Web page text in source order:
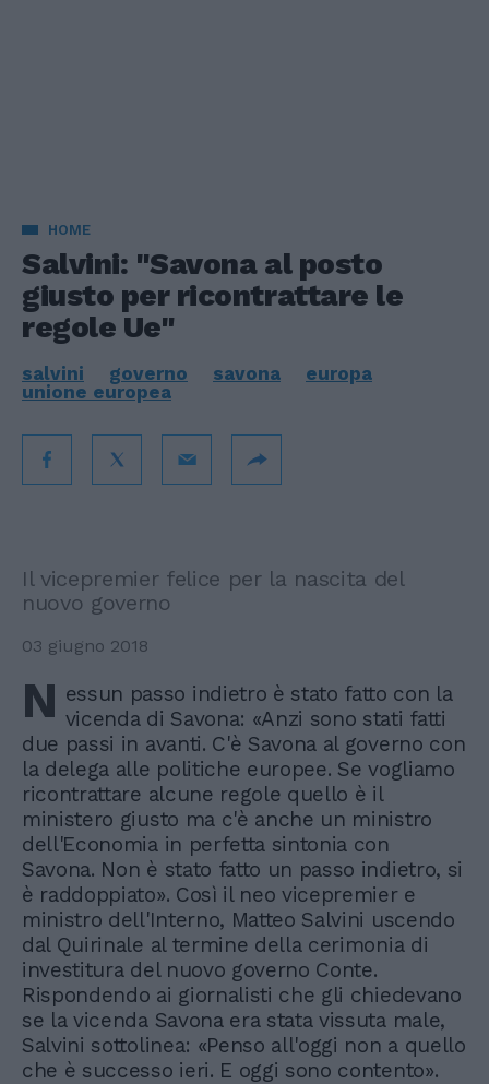
HOME
Salvini: "Savona al posto
giusto per ricontrattare le
regole Ue"
salvini governo savona
europa
unione europea
Il vicepremier felice per la nascita del
nuovo governo
03 giugno 2018
N essun passo indietro è stato fatto con la
vicenda di Savona: «Anzi sono stati fatti
due passi in avanti. C'è Savona al governo con
la delega alle politiche europee. Se vogliamo
ricontrattare alcune regole quello è il
ministero giusto ma c'è anche un ministro
dell'Economia in perfetta sintonia con
Savona. Non è stato fatto un passo indietro, si
è raddoppiato». Così il neo vicepremier e
ministro dell'Interno, Matteo Salvini uscendo
dal Quirinale al termine della cerimonia di
investitura del nuovo governo Conte.
Rispondendo ai giornalisti che gli chiedevano
se la vicenda Savona era stata vissuta male,
Salvini sottolinea: «Penso all'oggi non a quello
che è successo ieri. E oggi sono contento».